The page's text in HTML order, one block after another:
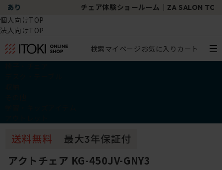
チェア体験ショールーム｜ZA SALON TOKYO
個人向けTOP
法人向けTOP
検索マイページ お気に入り カート
アクトチェア KG-450JV-GNY3